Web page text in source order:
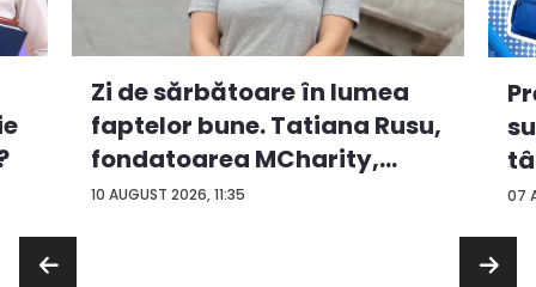
10 AUGUST 2026, 11:35
Zi de sărbătoare în lumea
faptelor bune. Tatiana Rusu,
fondatoarea MCharity,
oma...
07